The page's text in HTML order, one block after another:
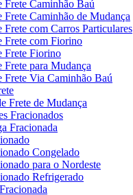
Frete Caminhão Baú
Frete Caminhão de Mudança
Frete com Carros Particulares
Frete com Fiorino
Frete Fiorino
Frete para Mudança
Frete Via Caminhão Baú
Frete de Mudança
Fracionados
Fracionada
Congelado
para o Nordeste
Refrigerado